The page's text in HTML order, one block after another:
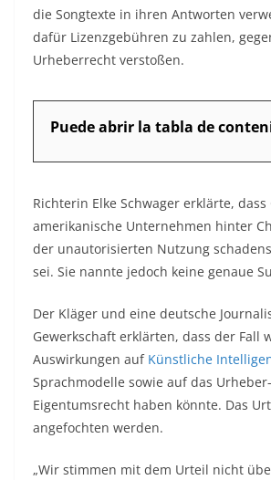
die Songtexte in ihren Antworten
dafür Lizenzgebühren zu zahlen,
Urheberrecht verstoßen.
Puede abrir la tabla de
Richterin Elke Schwager erklärte, dass
amerikanische Unternehmen hinter
der unautorisierten Nutzung
sei. Sie nannte jedoch keine genaue
Der Kläger und eine deutsche
Gewerkschaft erklärten, dass der Fall
Auswirkungen auf Künstliche
Sprachmodelle sowie auf das
Eigentumsrecht haben könnte. Das
angefochten werden.
„Wir stimmen mit dem Urteil nicht